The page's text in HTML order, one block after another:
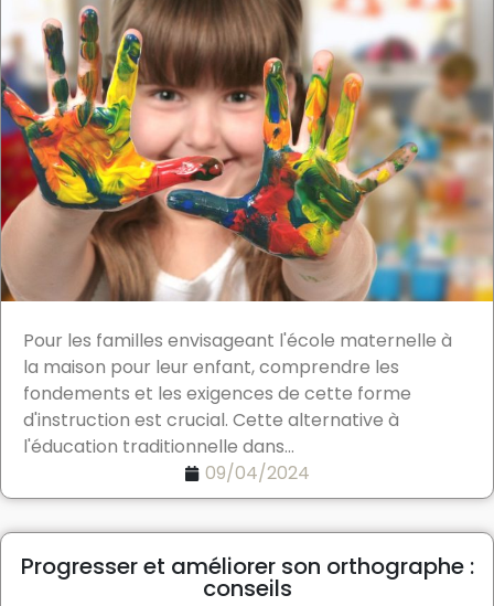
Pour les familles envisageant l'école maternelle à
la maison pour leur enfant, comprendre les
fondements et les exigences de cette forme
d'instruction est crucial. Cette alternative à
l'éducation traditionnelle dans...
09/04/2024
Progresser et améliorer son orthographe :
conseils